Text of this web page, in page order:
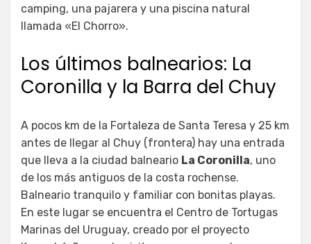
camping, una pajarera y una piscina natural
llamada «El Chorro».
Los últimos balnearios: La
Coronilla y la Barra del Chuy
A pocos km de la Fortaleza de Santa Teresa y 25 km
antes de llegar al Chuy (frontera) hay una entrada
que lleva a la ciudad balneario La Coronilla, uno
de los más antiguos de la costa rochense.
Balneario tranquilo y familiar con bonitas playas.
En este lugar se encuentra el Centro de Tortugas
Marinas del Uruguay, creado por el proyecto